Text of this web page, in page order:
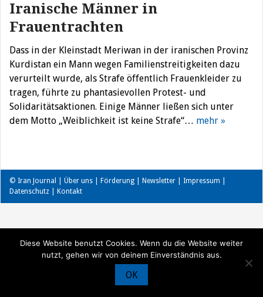
Iranische Männer in
Frauentrachten
Dass in der Kleinstadt Meriwan in der iranischen Provinz
Kurdistan ein Mann wegen Familienstreitigkeiten dazu
verurteilt wurde, als Strafe öffentlich Frauenkleider zu
tragen, führte zu phantasievollen Protest- und
Solidaritätsaktionen. Einige Männer ließen sich unter
dem Motto „Weiblichkeit ist keine Strafe“… mehr »
© Iran Journal | Über uns Förderung Newsletter Impressum
Datenschutz
Kontakt
Diese Website benutzt Cookies. Wenn du die Website weiter
nutzt, gehen wir von deinem Einverständnis aus.
OK